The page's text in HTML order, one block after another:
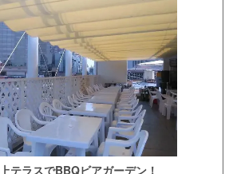
テラスでBBQビアガーデン！